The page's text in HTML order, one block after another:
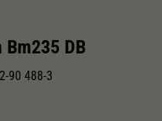
Bm235 DB
90 488-3